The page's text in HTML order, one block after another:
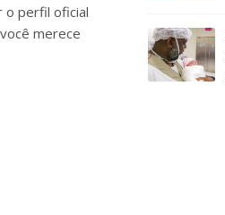
o perfil oficial
merece